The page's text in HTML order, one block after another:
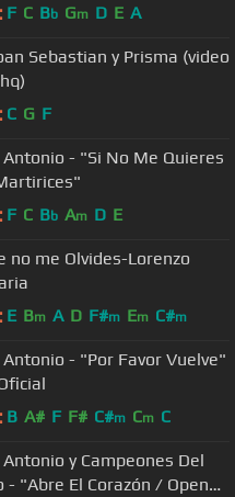
F C Bb Gm D E A
Sebastian y Prisma (video
C G F
Antonio - "Si No Me Quieres
F C Bb Am D E
no me Olvides-Lorenzo
E Bm A D F#m Em C#m
Antonio - "Por Favor Vuelve"
B A# F F# C#m Cm C
y Campeones Del
- "Abre El Corazón / Open